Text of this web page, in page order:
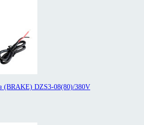
(BRAKE) DZS3-08(80)/380V